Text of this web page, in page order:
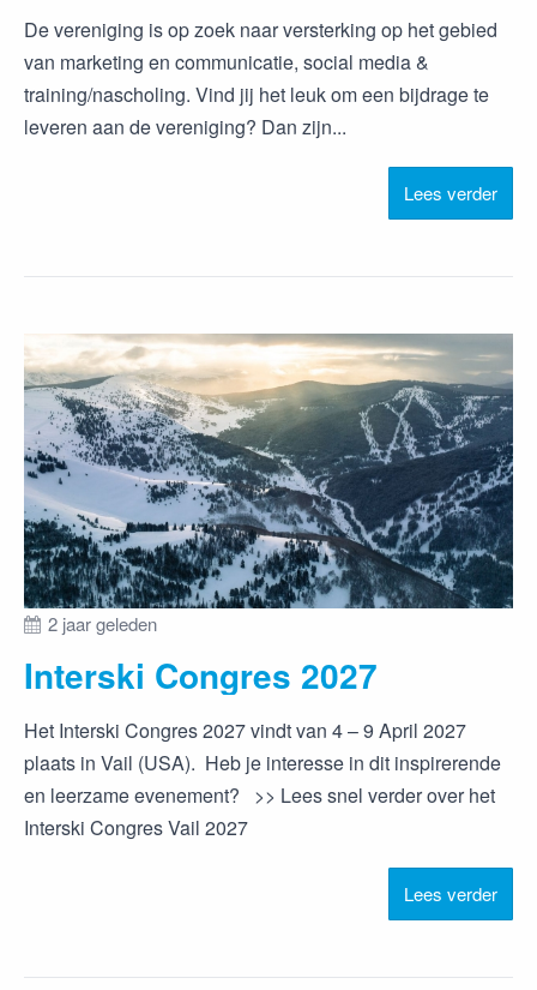
De vereniging is op zoek naar versterking op het gebied
van marketing en communicatie, social media &
training/nascholing. Vind jij het leuk om een bijdrage te
leveren aan de vereniging? Dan zijn...
Lees verder
2 jaar geleden
Interski Congres 2027
Het Interski Congres 2027 vindt van 4 – 9 April 2027
plaats in Vail (USA). Heb je interesse in dit inspirerende
en leerzame evenement? >> Lees snel verder over het
Interski Congres Vail 2027
Lees verder